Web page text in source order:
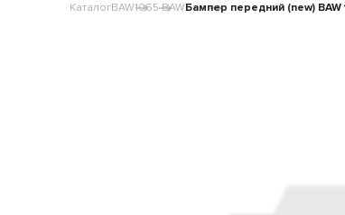
КаталогBAW1065 BAWБампер передний (new) BAW